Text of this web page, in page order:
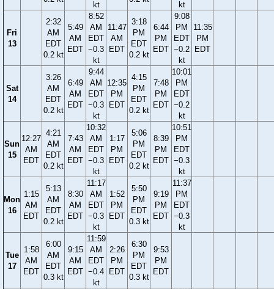
kt kt
Fri
13
2:32
AM
EDT
0.2 kt
5:49
AM
EDT
8:52
AM
EDT
−0.3
kt
11:47
AM
EDT
3:18
PM
EDT
0.2 kt
6:44
PM
EDT
9:08
PM
EDT
−0.2
kt
11:35
PM
EDT
Sat
14
3:26
AM
EDT
0.2 kt
6:49
AM
EDT
9:44
AM
EDT
−0.3
kt
12:35
PM
EDT
4:15
PM
EDT
0.2 kt
7:48
PM
EDT
10:01
PM
EDT
−0.2
kt
Sun
15
12:27
AM
EDT
4:21
AM
EDT
0.2 kt
7:43
AM
EDT
10:32
AM
EDT
−0.3
kt
1:17
PM
EDT
5:06
PM
EDT
0.2 kt
8:39
PM
EDT
10:51
PM
EDT
−0.3
kt
Mon
16
1:15
AM
EDT
5:13
AM
EDT
0.2 kt
8:30
AM
EDT
11:17
AM
EDT
−0.3
kt
1:52
PM
EDT
5:50
PM
EDT
0.3 kt
9:19
PM
EDT
11:37
PM
EDT
−0.3
kt
Tue
17
1:58
AM
EDT
6:00
AM
EDT
0.3 kt
9:15
AM
EDT
11:59
AM
EDT
−0.4
kt
2:26
PM
EDT
6:30
PM
EDT
0.3 kt
9:53
PM
EDT